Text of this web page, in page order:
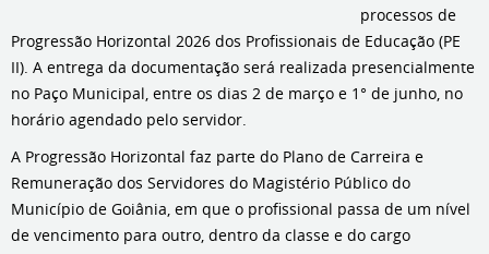
processos de
Progressão Horizontal 2026 dos Profissionais de Educação (PE
II). A entrega da documentação será realizada presencialmente
no Paço Municipal, entre os dias 2 de março e 1° de junho, no
horário agendado pelo servidor.
A Progressão Horizontal faz parte do Plano de Carreira e
Remuneração dos Servidores do Magistério Público do
Município de Goiânia, em que o profissional passa de um nível
de vencimento para outro, dentro da classe e do cargo